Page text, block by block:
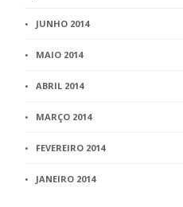
JUNHO 2014
MAIO 2014
ABRIL 2014
MARÇO 2014
FEVEREIRO 2014
JANEIRO 2014